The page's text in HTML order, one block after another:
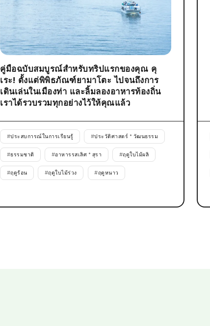
คู่มือฉบับสมบูรณ์สำหรับทริปแรกของคุณ คุ
เระ! ตั้งแต่พิพิธภัณฑ์ยามาโตะ ไปจนถึงการ
เดินเล่นในเมืองท่า และลิ้มลองอาหารท้องถิ่น
เราได้รวบรวมทุกอย่างไว้ให้คุณแล้ว
#ประสบการณ์ในการเรียนรู้ #ประวัติศาสตร์ * วัฒนธรรม
#ธรรมชาติ #อาหารรสเลิศ * สุรา #ฤดูใบไม้ผลิ
#ฤดูร้อน #ฤดูใบไม้ร่วง #ฤดูหนาว